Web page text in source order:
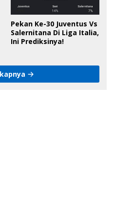
Pekan Ke-30 Juventus Vs
Salernitana Di Liga Italia,
Ini Prediksinya!